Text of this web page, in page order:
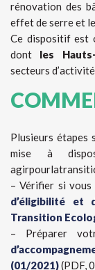
rénovation des
effet de serre et
Ce dispositif est
dont les
secteurs
Plusieurs étapes
mise à
– Vérifier si
d’éligibilité et
Transition
– Préparer
(01/2021)(PDF,